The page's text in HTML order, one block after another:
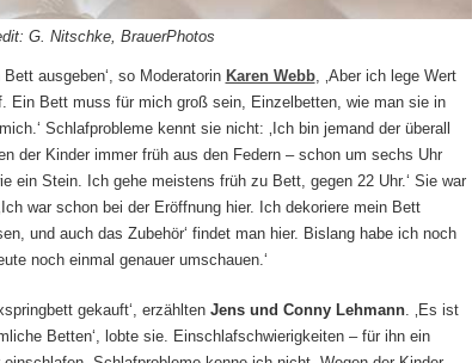
G. Nitschke, BrauerPhotos
ausgeben‘, so Moderatorin Karen Webb, ‚Aber ich lege Wert
Ein Bett muss für mich groß sein, Einzelbetten, wie man sie in
Schlafprobleme kennt sie nicht: ‚Ich bin jemand der überall
der Kinder immer früh aus den Federn – schon um sechs Uhr
ein Stein. Ich gehe meistens früh zu Bett, gegen 22 Uhr.‘ Sie war
war schon bei der Eröffnung hier. Ich dekoriere mein Bett
und auch das Zubehör‘ findet man hier. Bislang habe ich noch
noch einmal genauer umschauen.‘
gekauft‘, erzählten Jens und Conny Lehmann. ‚Es ist
Betten‘, lobte sie. Einschlafschwierigkeiten – für ihn ein